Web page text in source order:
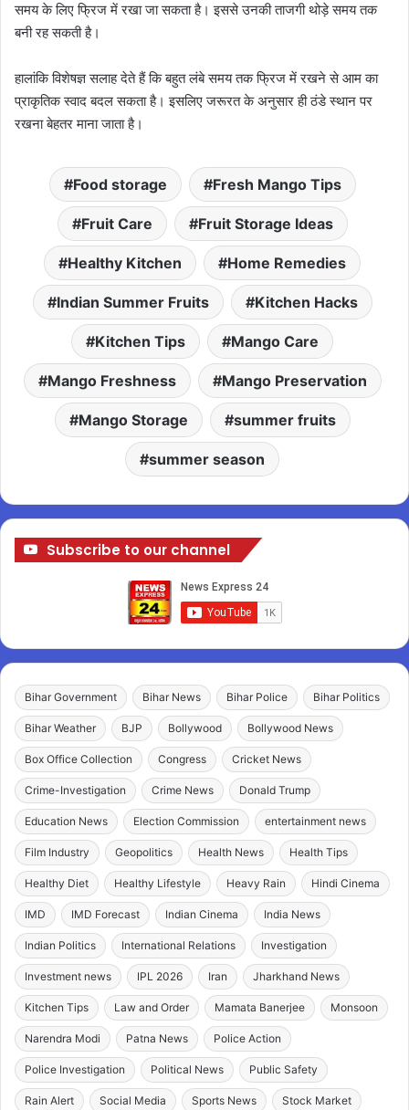
समय के लिए फ्रिज में रखा जा सकता है। इससे उनकी ताजगी थोड़े समय तक
बनी रह सकती है।
हालांकि विशेषज्ञ सलाह देते हैं कि बहुत लंबे समय तक फ्रिज में रखने से आम का
प्राकृतिक स्वाद बदल सकता है। इसलिए जरूरत के अनुसार ही ठंडे स्थान पर
रखना बेहतर माना जाता है।
Food storage Fresh Mango Tips
Fruit Care Fruit Storage Ideas
Healthy Kitchen Home Remedies
Indian Summer Fruits Kitchen Hacks
Kitchen Tips Mango Care
Mango Freshness Mango Preservation
Mango Storage summer fruits
summer season
Subscribe to our channel
Bihar Government Bihar News Bihar Police Bihar Politics
Bihar Weather BJP Bollywood Bollywood News
Box Office Collection Congress Cricket News
Crime-Investigation Crime News Donald Trump
Education News Election Commission entertainment news
Film Industry Geopolitics Health News Health Tips
Healthy Diet Healthy Lifestyle Heavy Rain Hindi Cinema
IMD IMD Forecast Indian Cinema India News
Indian Politics International Relations Investigation
Investment news IPL 2026 Iran Jharkhand News
Kitchen Tips Law and Order Mamata Banerjee Monsoon
Narendra Modi Patna News Police Action
Police Investigation Political News Public Safety
Rain Alert Social Media Sports News Stock Market